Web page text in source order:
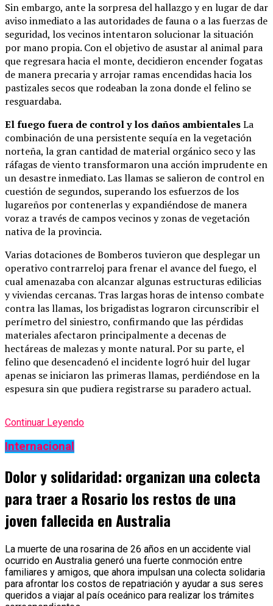
Sin embargo, ante la sorpresa del hallazgo y en lugar de dar
aviso inmediato a las autoridades de fauna o a las fuerzas de
seguridad, los vecinos intentaron solucionar la situación
por mano propia. Con el objetivo de asustar al animal para
que regresara hacia el monte, decidieron encender fogatas
de manera precaria y arrojar ramas encendidas hacia los
pastizales secos que rodeaban la zona donde el felino se
resguardaba.
El fuego fuera de control y los daños ambientalesLa
combinación de una persistente sequía en la vegetación
norteña, la gran cantidad de material orgánico seco y las
ráfagas de viento transformaron una acción imprudente en
un desastre inmediato. Las llamas se salieron de control en
cuestión de segundos, superando los esfuerzos de los
lugareños por contenerlas y expandiéndose de manera
voraz a través de campos vecinos y zonas de vegetación
nativa de la provincia.
Varias dotaciones de Bomberos tuvieron que desplegar un
operativo contrarreloj para frenar el avance del fuego, el
cual amenazaba con alcanzar algunas estructuras edilicias
y viviendas cercanas. Tras largas horas de intenso combate
contra las llamas, los brigadistas lograron circunscribir el
perímetro del siniestro, confirmando que las pérdidas
materiales afectaron principalmente a decenas de
hectáreas de malezas y monte natural. Por su parte, el
felino que desencadenó el incidente logró huir del lugar
apenas se iniciaron las primeras llamas, perdiéndose en la
espesura sin que pudiera registrarse su paradero actual.
Continuar Leyendo
Internacional
Dolor y solidaridad: organizan una colecta
para traer a Rosario los restos de una
joven fallecida en Australia
La muerte de una rosarina de 26 años en un accidente vial
ocurrido en Australia generó una fuerte conmoción entre
familiares y amigos, que ahora impulsan una colecta solidaria
para afrontar los costos de repatriación y ayudar a sus seres
queridos a viajar al país oceánico para realizar los trámites